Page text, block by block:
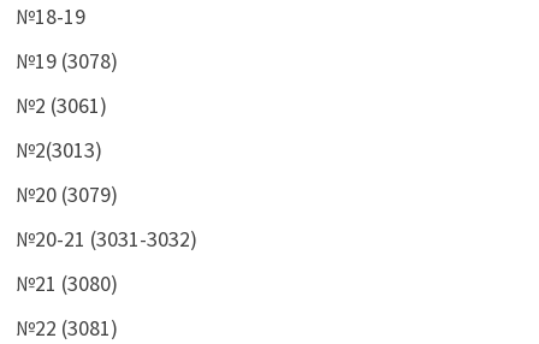
№18-19
№19 (3078)
№2 (3061)
№2(3013)
№20 (3079)
№20-21 (3031-3032)
№21 (3080)
№22 (3081)